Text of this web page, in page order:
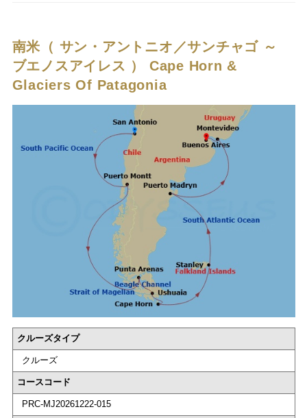
南米（ サン・アントニオ／サンチャゴ ～
ブエノスアイレス ） Cape Horn &
Glaciers Of Patagonia
クルーズタイプ
クルーズ
コースコード
PRC-MJ20261222-015